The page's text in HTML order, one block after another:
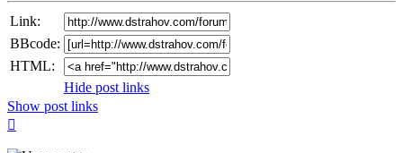
Link:
BBcode:
HTML:
Hide post links
Show post links